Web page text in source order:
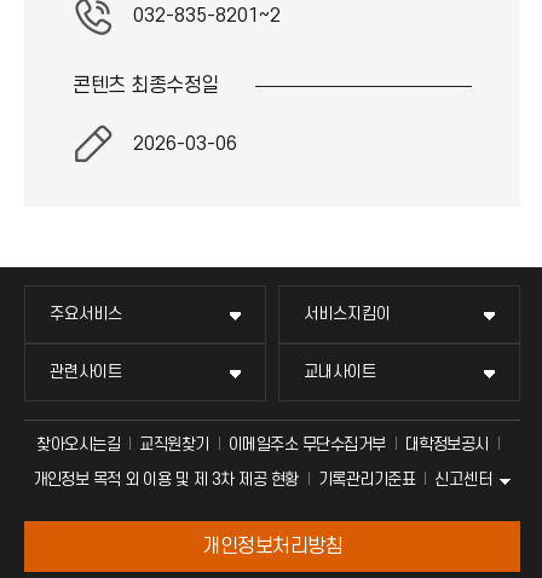
032-835-8201~2
콘텐츠 최종수정일
2026-03-06
주요서비스 서비스지킴이
관련사이트 교내사이트
찾아오시는길 교직원찾기 이메일주소 무단수집거부
대학정보공시
개인정보 목적 외 이용 및 제 3차 제공 현황
기록관리기준표 신고센터
개인정보처리방침